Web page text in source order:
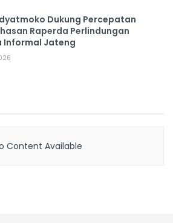
Dukung Percepatan
Raperda Perlindungan
Informal Jateng
Content Available